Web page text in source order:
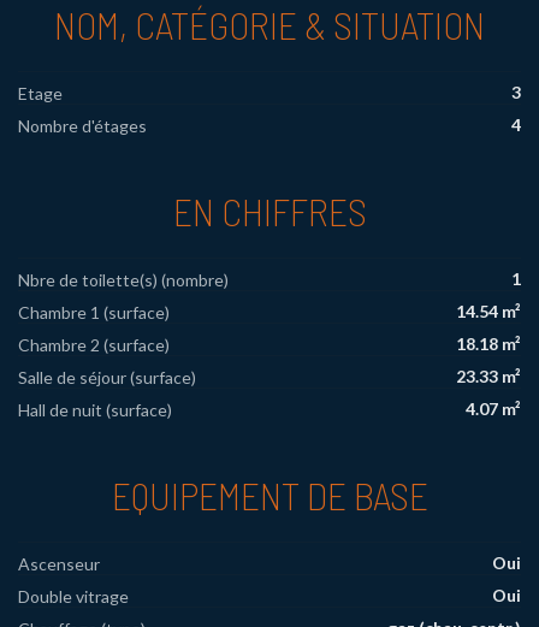
NOM, CATÉGORIE & SITUATION
Etage
3
Nombre d'étages
4
EN CHIFFRES
Nbre de toilette(s) (nombre)
1
Chambre 1 (surface)
14.54 m²
Chambre 2 (surface)
18.18 m²
Salle de séjour (surface)
23.33 m²
Hall de nuit (surface)
4.07 m²
EQUIPEMENT DE BASE
Ascenseur
Oui
Double vitrage
Oui